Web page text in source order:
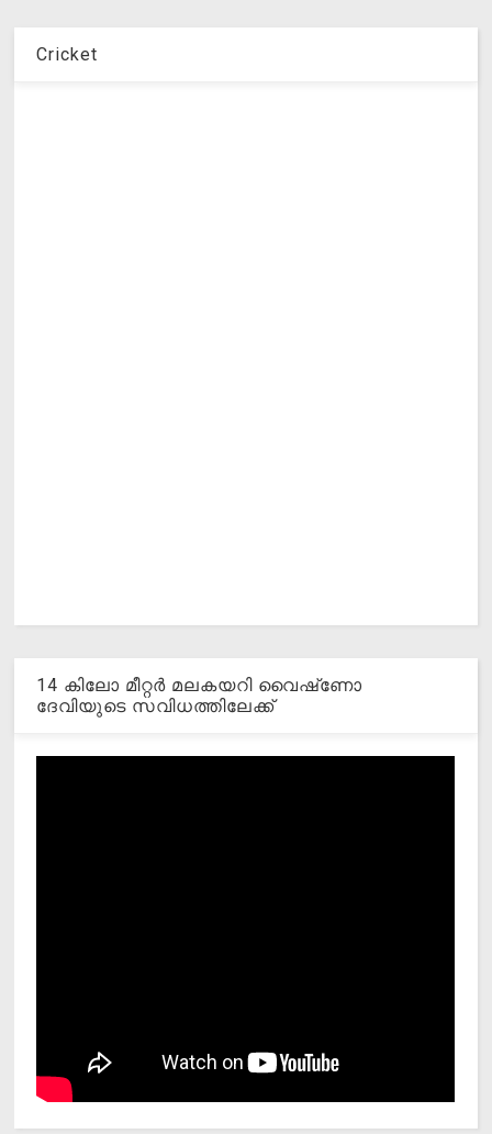
Cricket
14 കിലോ മീറ്റര്‍ മലകയറി വൈഷ്‌ണോ
ദേവിയുടെ സവിധത്തിലേക്ക്